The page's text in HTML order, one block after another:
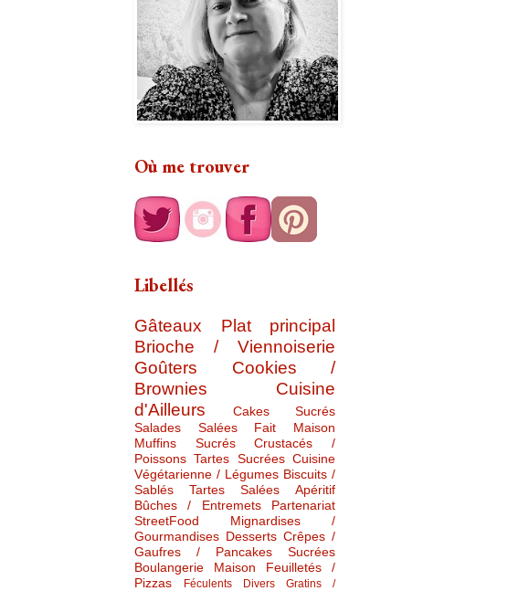
Où me trouver
Libellés
Gâteaux
Plat principal
Brioche / Viennoiserie
Goûters
Cookies /
Brownies
Cuisine
d'Ailleurs
Cakes Sucrés
Salades Salées
Fait Maison
Muffins Sucrés
Crustacés /
Poissons Tartes Sucrées Cuisine
Végétarienne / Légumes Biscuits /
Sablés
Tartes Salées
Apéritif
Bûches / Entremets
Partenariat
StreetFood
Mignardises /
Gourmandises Desserts Crêpes /
Gaufres / Pancakes Sucrées
Boulangerie Maison
Feuilletés /
Pizzas
Féculents Divers
Gratins /